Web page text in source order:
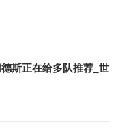
斯正在给多队推荐_世